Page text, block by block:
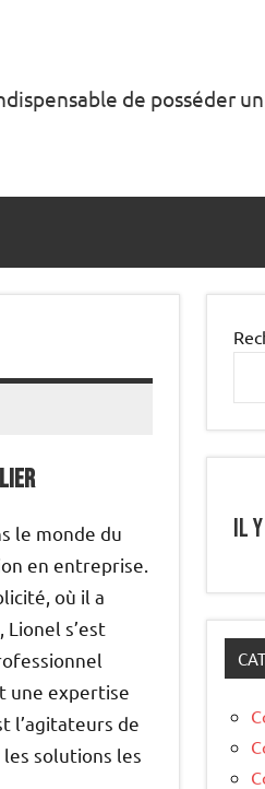
de posséder
le monde du
en entreprise.
où il a
s’est
une expertise
l’agitateurs de
solutions les
Il